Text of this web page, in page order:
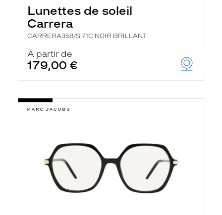
Lunettes de soleil
Carrera
CARRERA358/S 71C NOIR BRILLANT
À partir de
179,00 €